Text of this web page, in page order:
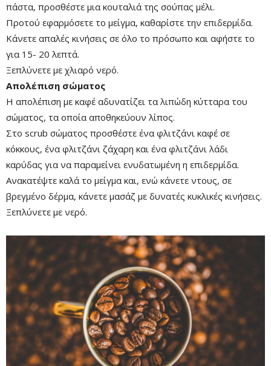
Remaining
Time
-0:00
πάστα, προσθέστε μια κουταλιά της σούπας μέλι.
Προτού εφαρμόσετε το μείγμα, καθαρίστε την επιδερμίδα.
Κάνετε απαλές κινήσεις σε όλο το πρόσωπο και αφήστε το
για 15- 20 λεπτά.
Ξεπλύνετε με χλιαρό νερό.
Απολέπιση σώματος
Η απολέπιση με καφέ αδυνατίζει τα λιπώδη κύτταρα του
σώματος, τα οποία αποθηκεύουν λίπος.
Στο scrub σώματος προσθέστε ένα φλιτζάνι καφέ σε
κόκκους, ένα φλιτζάνι ζάχαρη και ένα φλιτζάνι λάδι
καρύδας για να παραμείνει ενυδατωμένη η επιδερμίδα.
Ανακατέψτε καλά το μείγμα και, ενώ κάνετε ντους, σε
βρεγμένο δέρμα, κάνετε μασάζ με δυνατές κυκλικές κινήσεις.
Ξεπλύνετε με νερό.